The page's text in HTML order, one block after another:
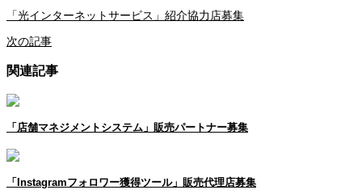
「光インターネットサービス」紹介協力店募集
次の記事
関連記事
「店舗マネジメントシステム」販売パートナー募集
「Instagramフォロワー獲得ツール」販売代理店募集